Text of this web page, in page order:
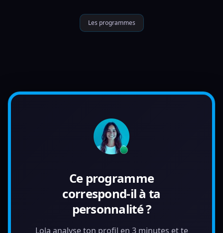
Les programmes
Ce programme
correspond-il à ta
personnalité ?
Lola analyse ton profil en 3 minutes et te